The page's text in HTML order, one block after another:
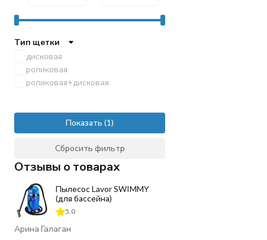
Тип щетки
дисковая
роликовая
роликовая+дисковая
Показать
Сбросить фильтр
Отзывы о товарах
Пылесос Lavor SWIMMY
(для бассейна)
5.0
Арина Галаган